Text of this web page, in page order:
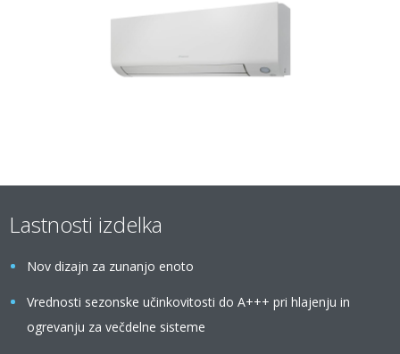
Lastnosti izdelka
Nov dizajn za zunanjo enoto
Vrednosti sezonske učinkovitosti do A+++ pri hlajenju in
ogrevanju za večdelne sisteme